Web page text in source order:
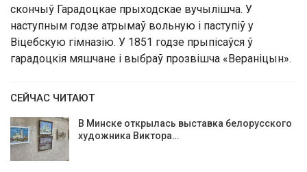
скончыў Гарадоцкае прыходскае вучылішча. У
наступным годзе атрымаў вольную і паступіў у
Віцебскую гімназію. У 1851 годзе прыпісаўся ў
гарадоцкія мяшчане і выбраў прозвішча «Вераніцын».
СЕЙЧАС ЧИТАЮТ
В Минске открылась выставка белорусского
художника Виктора…